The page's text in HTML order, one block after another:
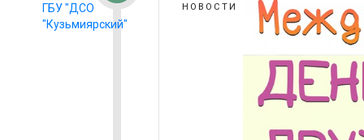
ГБУ "ДСО
"Кузьмиярский"
НОВОСТИ